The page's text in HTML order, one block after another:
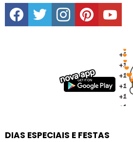
facebooktwitter instagrampinterestyoutube
DIAS ESPECIAIS E FESTAS